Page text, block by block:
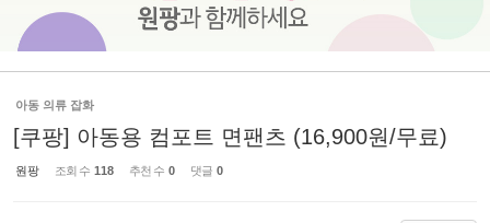
아동 의류 잡화
[쿠팡] 아동용 컴포트 면팬츠 (16,900원/무료)
원팡 조회 수 118 추천 수 0 댓글 0